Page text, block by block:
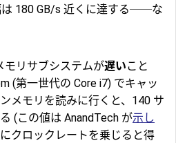
は 180 GB/s 近くに達する──な
モリサブシステムが遅いこと
(第一世代の Core i7) でキャッ
メモリを読みに行くと、140 サ
(この値は AnandTech が示し
クロックレートを乗じると得